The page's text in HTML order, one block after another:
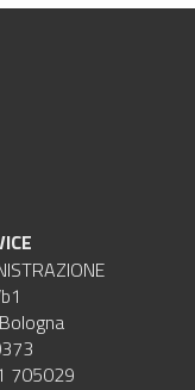
705029